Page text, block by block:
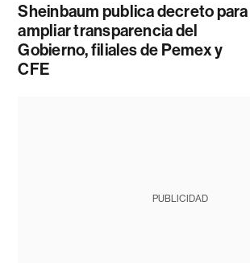
Sheinbaum publica decreto para
ampliar transparencia del
Gobierno, filiales de Pemex y
CFE
PUBLICIDAD